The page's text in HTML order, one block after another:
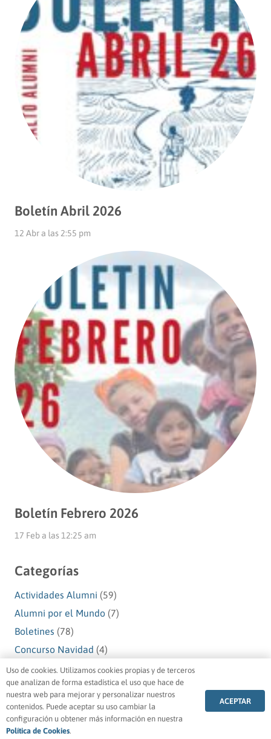
Boletín Abril 2026
12 Abr a las 2:55 pm
Boletín Febrero 2026
17 Feb a las 12:25 am
Categorías
Actividades Alumni (59)
Alumni por el Mundo (7)
Boletines (78)
Concurso Navidad (4)
Navidad Alumni(10)
Premios Alumni (1)
Testimonios Alumni(49)
Voluntariado Alumni (5)
Uso de cookies. Utilizamos cookies propias y de terceros
que analizan de forma estadística el uso que hace de
nuestra web para mejorar y personalizar nuestros
contenidos. Puede aceptar su uso cambiar la
configuración u obtener más información en nuestra
Política de Cookies.
ACEPTAR